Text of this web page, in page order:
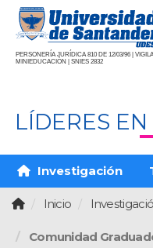
PERSONERÍA JURÍDICA 810 DE 12/03/96 |
MINIEDUCACIÓN | SNIES 2832
LÍDERES EN
Investigación
Inicio
Comunidad